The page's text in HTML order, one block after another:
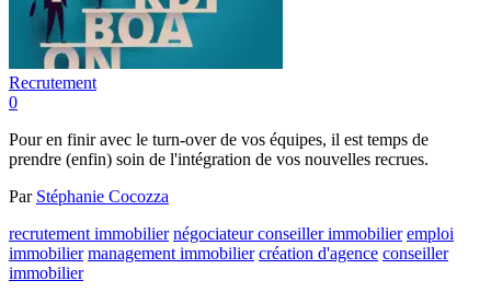
Recrutement
0
Pour en finir avec le turn-over de vos équipes, il est temps de
prendre (enfin) soin de l'intégration de vos nouvelles recrues.
Par Stéphanie Cocozza
recrutement immobilier négociateur conseiller immobilier emploi
immobilier management immobilier création d'agence conseiller
immobilier